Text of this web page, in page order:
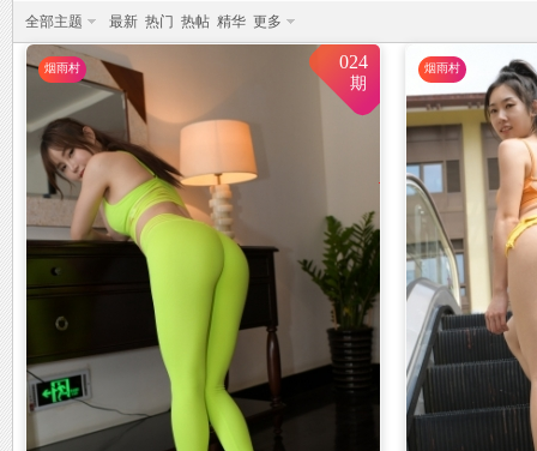
霏霏细雨湿樱唇，美人微笑照晚云。
柳袖轻舞如飞燕，雨中美人恋长衫。
纤腰映雨光瑞瑞，美人淡妆染花堆。
美人在雨中舞翩翩，如花洒泪映窗前。
全部主题 最新 热门 热帖 精华 更多
烟雨村 024
期
烟雨村